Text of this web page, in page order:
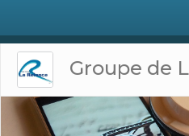
Groupe de